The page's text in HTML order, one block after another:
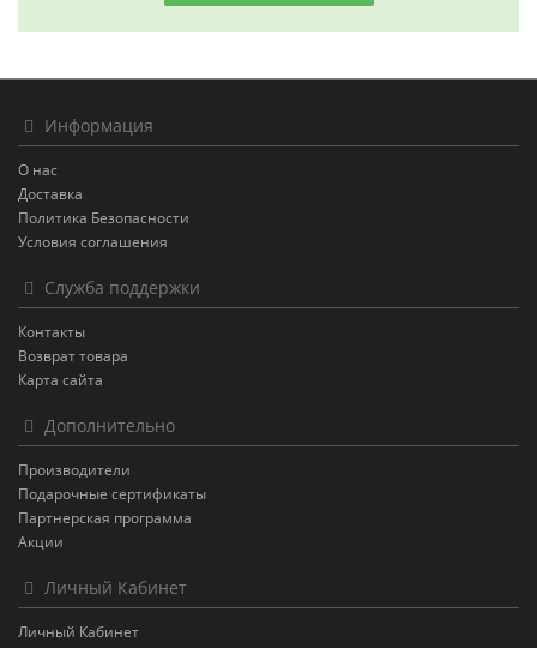
Информация
О нас
Доставка
Политика Безопасности
Условия соглашения
Служба поддержки
Контакты
Возврат товара
Карта сайта
Дополнительно
Производители
Подарочные сертификаты
Партнерская программа
Акции
Личный Кабинет
Личный Кабинет